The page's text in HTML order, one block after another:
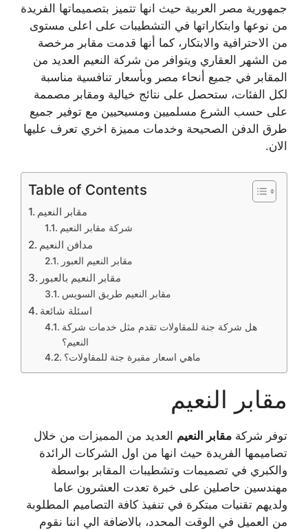
جمهورية مصر العربية حيث انها تتميز بتصميماتها الفريدة
من نوعها وابتكاراتها في التشطيبات على اعلى مستوى
من الاحترافية والابتكار، كما أنها قدمت مقابر مرخصة
من الشهر العقاري ويتوافر من شركة النعيم العديد من
المقابر في جميع أنحاء مصر وبأسعار تنافسية مناسبة
لكل الفئات، ستحصل على نتائج خيالية ومقابر مصممة
على حسب الشرع مسلميين ومسيحيين مع توفير جميع
طرق الدفن الصحيحة وخدمات مميزة اخري تعرف عليها
الان.
Table of Contents
مقابر النعيم
شركة مقابر النعيم
مدافن النعيم
مقابر النعيم العبور
مقابر النعيم بالعبور
مقابر النعيم طريق السويس
هل شركة جنة للمقاولات تقدم مثل خدمات شركة
النعيم؟
ماهي اسعار مقبرة جنة للمقاولات؟
مقابر النعيم
توفر شركة مقابر النعيم العديد من المميزات من خلال
تصاميمها الفريدة حيث انها من اول الشركات الرائدة
والكبري في تصميمات وتشطيبات المقابر بواسطة
مهندسين حاصلين على خبرة تعدت العشرون عاما
ولديهم تقنيات مبتكرة في تنفيذ كافة التصاميم المطلوبة
من العميل في الوقت المحدد، بالاضافة الي اننا نقوم